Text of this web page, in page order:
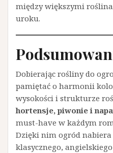
między większymi
uroku.
Dobierając rośliny do
pamiętać o harmonii
wysokości i strukturze
hortensje, piwonie i
must-have w każdym
Dzięki nim ogród
klasycznego,